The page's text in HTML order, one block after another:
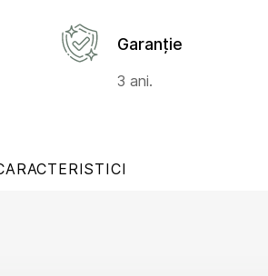
Garanție
3 ani.